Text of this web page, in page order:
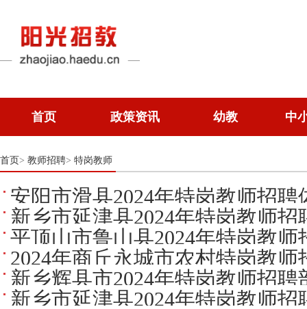
首页 政策资讯 幼教 中
首页> 教师招聘> 特岗教师
安阳市滑县2024年特岗教师招聘
新乡市延津县2024年特岗教师
平顶山市鲁山县2024年特岗教
2024年商丘永城市农村特岗教师
新乡辉县市2024年特岗教师招
新乡市延津县2024年特岗教师